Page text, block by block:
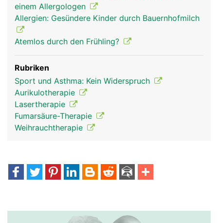
einem Allergologen
Allergien: Gesündere Kinder durch Bauernhofmilch
Atemlos durch den Frühling?
Rubriken
Sport und Asthma: Kein Widerspruch
Aurikulotherapie
Lasertherapie
Fumarsäure-Therapie
Weihrauchtherapie